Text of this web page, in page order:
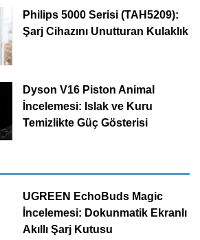
Philips 5000 Serisi (TAH5209):
Şarj Cihazını Unutturan Kulaklık
Dyson V16 Piston Animal
İncelemesi: Islak ve Kuru
Temizlikte Güç Gösterisi
UGREEN EchoBuds Magic
İncelemesi: Dokunmatik Ekranlı
Akıllı Şarj Kutusu